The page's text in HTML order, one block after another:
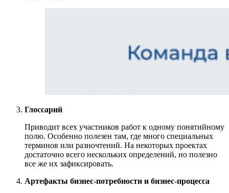
Глоссарий
Приводит всех участников работ к одному понятийному
полю. Особенно полезен там, где много специальных
терминов или разночтений. На некоторых проектах
достаточно всего нескольких определений, но полезно
все же их зафиксировать.
Артефакты бизнес-потребности и бизнес-процесса